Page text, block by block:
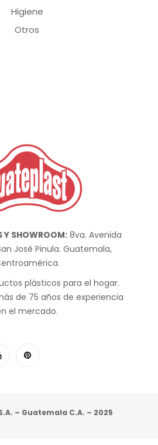
Higiene
Otros
Y SHOWROOM:8va. Avenida
José Pinula. Guatemala,
plásticos para el hogar.
de 75 años de experiencia
el mercado.
– Guatemala C.A. – 2025